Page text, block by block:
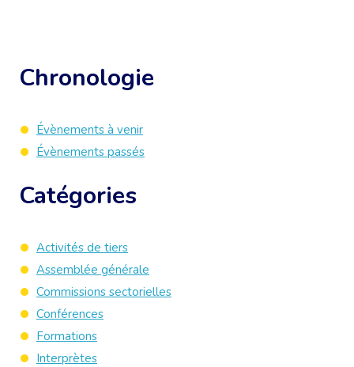
Chronologie
Évènements à venir
Évènements passés
Catégories
Activités de tiers
Assemblée générale
Commissions sectorielles
Conférences
Formations
Interprètes